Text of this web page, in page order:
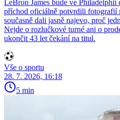
LeBron James bude ve
příchod oficiálně potvrdili fotografií
současně dali jasně najevo, proč
Nejde o rozlučkové turné ani o
ukončit 43 let čekání na titul.
Vše o sportu
28. 7. 2026, 16:18
5 min